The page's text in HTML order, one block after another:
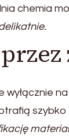
chemia
szybko